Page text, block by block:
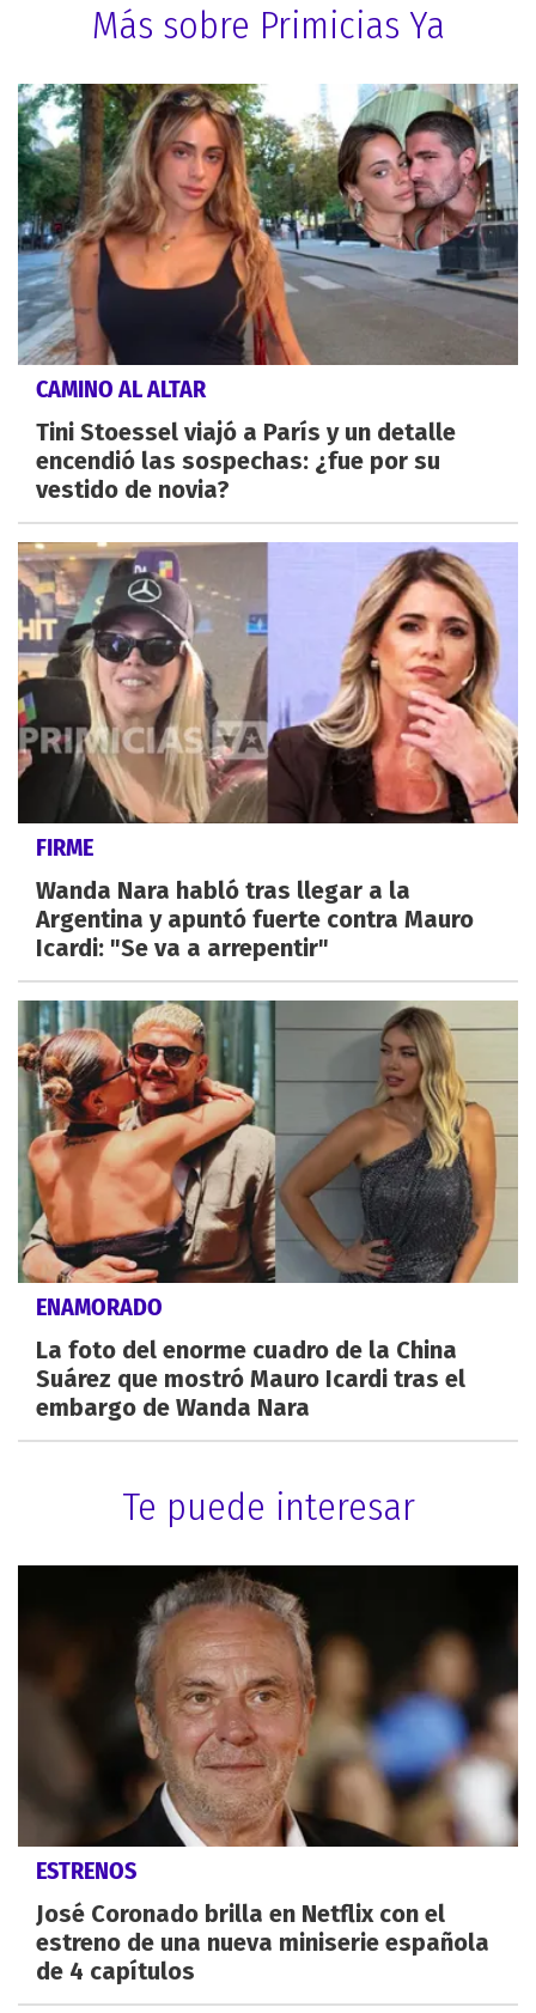
Más sobre Primicias Ya
CAMINO AL ALTAR
Tini Stoessel viajó a París y un detalle
encendió las sospechas: ¿fue por su
vestido de novia?
FIRME
Wanda Nara habló tras llegar a la
Argentina y apuntó fuerte contra Mauro
Icardi: "Se va a arrepentir"
ENAMORADO
La foto del enorme cuadro de la China
Suárez que mostró Mauro Icardi tras el
embargo de Wanda Nara
Te puede interesar
ESTRENOS
José Coronado brilla en Netflix con el
estreno de una nueva miniserie española
de 4 capítulos